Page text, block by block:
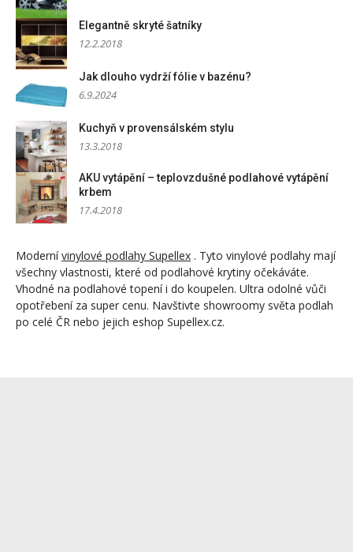
Elegantně skryté šatníky
12.2.2018
Jak dlouho vydrží fólie v bazénu?
6.9.2024
Kuchyň v provensálském stylu
13.3.2018
AKU vytápění – teplovzdušné podlahové vytápění
krbem
17.4.2018
Modernívinylové podlahy Supellex . Tyto vinylové podlahy mají
všechny vlastnosti, které od podlahové krytiny očekáváte.
Vhodné na podlahové topení i do koupelen. Ultra odolné vůči
opotřebení za super cenu. Navštivte showroomy světa podlah
po celé ČR nebo jejich eshop Supellex.cz.